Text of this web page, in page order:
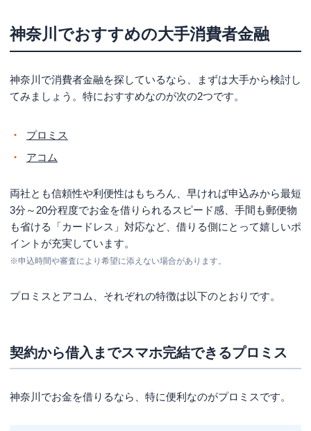
神奈川でおすすめの大手消費者金融
神奈川で消費者金融を探しているなら、まずは大手から検討し
てみましょう。特におすすめなのが次の2つです。
プロミス
アコム
両社とも信頼性や利便性はもちろん、早ければ申込みから最短
3分～20分程度でお金を借りられるスピード感、手間も郵便物
も省ける「カードレス」対応など、借りる側にとって嬉しいポ
イントが充実しています。
※申込時間や審査により希望に添えない場合があります。
プロミスとアコム、それぞれの特徴は以下のとおりです。
契約から借入までスマホ完結できるプロミス
神奈川でお金を借りるなら、特に便利なのがプロミスです。